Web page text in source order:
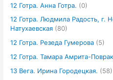
12 Готра. Анна Готра. (0)
12 Готра. Людмила Радость, г.
Натухаевская (80)
12 Готра. Резеда Гумерова (5)
12 Готра. Тамара Амрита-
13 Вега. Ирина Городецкая. (58)